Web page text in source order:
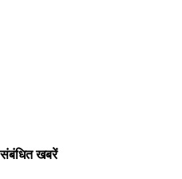
संबंधित खबरें